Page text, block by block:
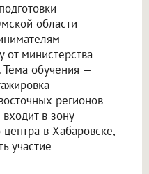
области
от министерства
обучения —
регионов
в зону
центра в Хабаровске,
участие